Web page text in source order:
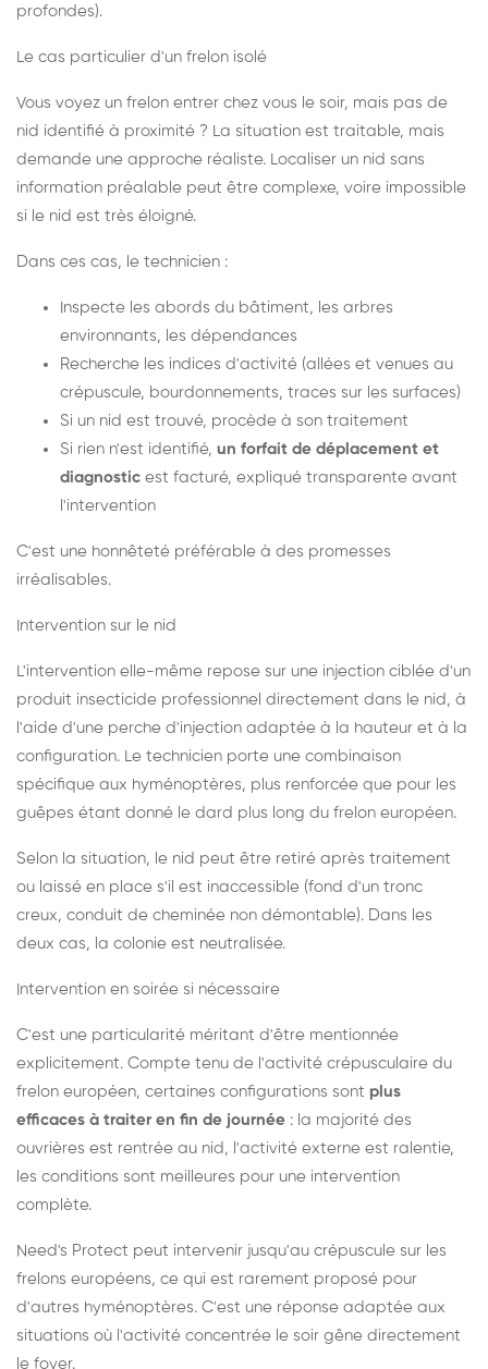
profondes).
Le cas particulier d'un frelon isolé
Vous voyez un frelon entrer chez vous le soir, mais pas de
nid identifié à proximité ? La situation est traitable, mais
demande une approche réaliste. Localiser un nid sans
information préalable peut être complexe, voire impossible
si le nid est très éloigné.
Dans ces cas, le technicien :
Inspecte les abords du bâtiment, les arbres
environnants, les dépendances
Recherche les indices d'activité (allées et venues au
crépuscule, bourdonnements, traces sur les surfaces)
Si un nid est trouvé, procède à son traitement
Si rien n'est identifié, un forfait de déplacement et
diagnostic est facturé, expliqué transparente avant
l'intervention
C'est une honnêteté préférable à des promesses
irréalisables.
Intervention sur le nid
L'intervention elle-même repose sur une injection ciblée d'un
produit insecticide professionnel directement dans le nid, à
l'aide d'une perche d'injection adaptée à la hauteur et à la
configuration. Le technicien porte une combinaison
spécifique aux hyménoptères, plus renforcée que pour les
guêpes étant donné le dard plus long du frelon européen.
Selon la situation, le nid peut être retiré après traitement
ou laissé en place s'il est inaccessible (fond d'un tronc
creux, conduit de cheminée non démontable). Dans les
deux cas, la colonie est neutralisée.
Intervention en soirée si nécessaire
C'est une particularité méritant d'être mentionnée
explicitement. Compte tenu de l'activité crépusculaire du
frelon européen, certaines configurations sont plus
efficaces à traiter en fin de journée : la majorité des
ouvrières est rentrée au nid, l'activité externe est ralentie,
les conditions sont meilleures pour une intervention
complète.
Need's Protect peut intervenir jusqu'au crépuscule sur les
frelons européens, ce qui est rarement proposé pour
d'autres hyménoptères. C'est une réponse adaptée aux
situations où l'activité concentrée le soir gêne directement
le foyer.